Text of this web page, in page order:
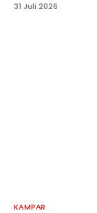
31 Juli 2026
KAMPAR